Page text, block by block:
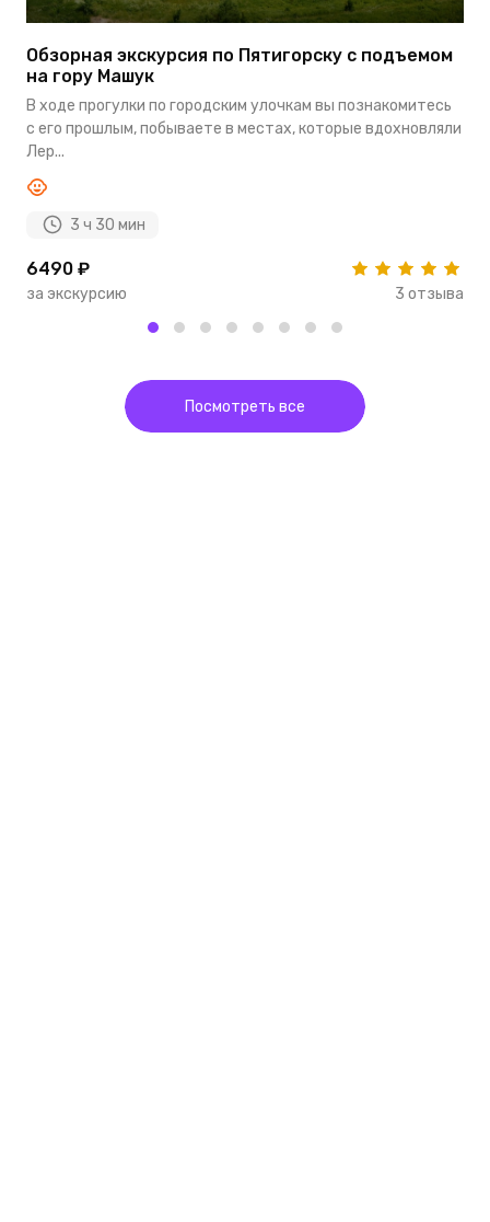
Обзорная экскурсия по Пятигорску с подъемом
на гору Машук
В ходе прогулки по городским улочкам вы познакомитесь
с его прошлым, побываете в местах, которые вдохновляли
Лер...
3 ч 30 мин
6490 ₽
за экскурсию 3 отзыва
Посмотреть все